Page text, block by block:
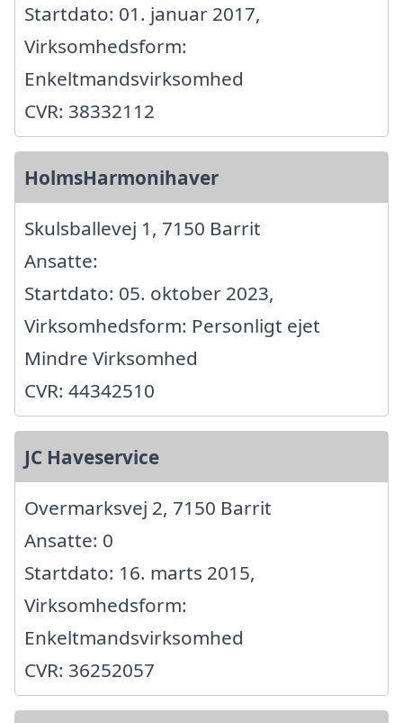
Startdato: 01. januar 2017,
Virksomhedsform:
Enkeltmandsvirksomhed
CVR: 38332112
HolmsHarmonihaver
Skulsballevej 1, 7150 Barrit
Ansatte:
Startdato: 05. oktober 2023,
Virksomhedsform: Personligt ejet
Mindre Virksomhed
CVR: 44342510
JC Haveservice
Overmarksvej 2, 7150 Barrit
Ansatte: 0
Startdato: 16. marts 2015,
Virksomhedsform:
Enkeltmandsvirksomhed
CVR: 36252057